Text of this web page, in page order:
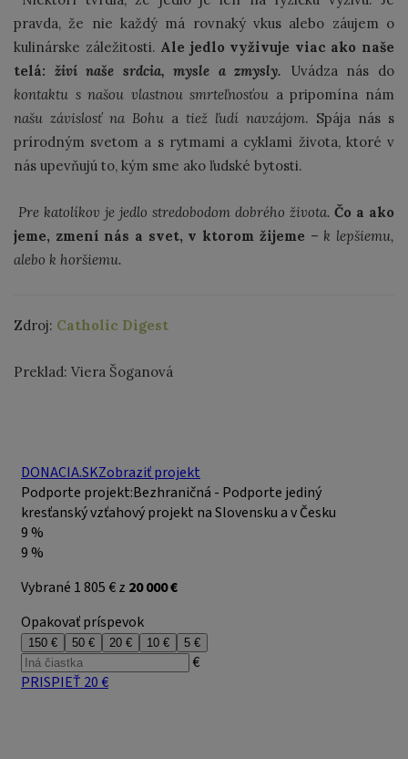
pravda, že nie každý má rovnaký vkus alebo záujem o
kulinárske záležitosti. Ale jedlo vyživuje viac ako naše
telá: živí naše srdcia, mysle a zmysly. Uvádza nás do
kontaktu s našou vlastnou smrteľnosťou a pripomína nám
našu závislosť na Bohu a tiež ľudí navzájom. Spája nás s
prírodným svetom a s rytmami a cyklami života, ktoré v
nás upevňujú to, kým sme ako ľudské bytosti.
Pre katolíkov je jedlo stredobodom dobrého života. Čo a ako
jeme, zmení nás a svet, v ktorom žijeme – k lepšiemu,
alebo k horšiemu.
Zdroj: Catholic Digest
Preklad: Viera Šoganová